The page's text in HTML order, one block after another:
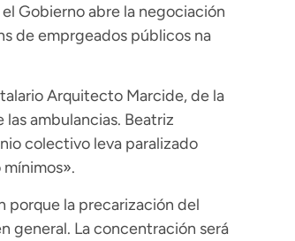
Gobierno abre la negociación
de emprgeados públicos na
Arquitecto Marcide, de la
ambulancias. Beatriz
colectivo leva paralizado
mínimos».
porque la precarización del
general. La concentración será